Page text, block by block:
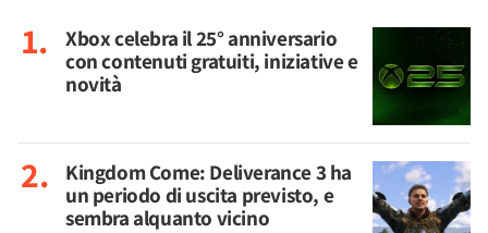
Xbox celebra il 25° anniversario
con contenuti gratuiti, iniziative e
novità
Kingdom Come: Deliverance 3 ha
un periodo di uscita previsto, e
sembra alquanto vicino